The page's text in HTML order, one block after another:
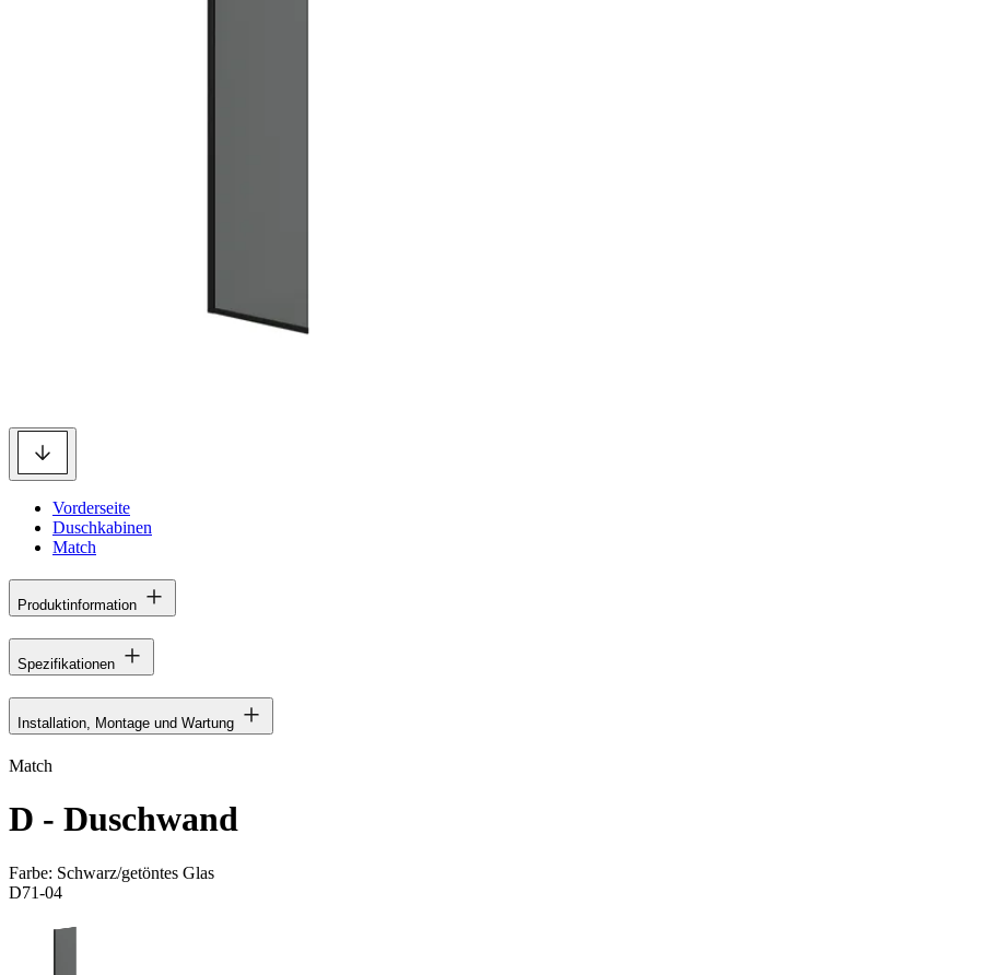
Vorderseite
Duschkabinen
Match
Produktinformation
Spezifikationen
Installation, Montage und Wartung
Match
D - Duschwand
Farbe: Schwarz/getöntes Glas
D71-04